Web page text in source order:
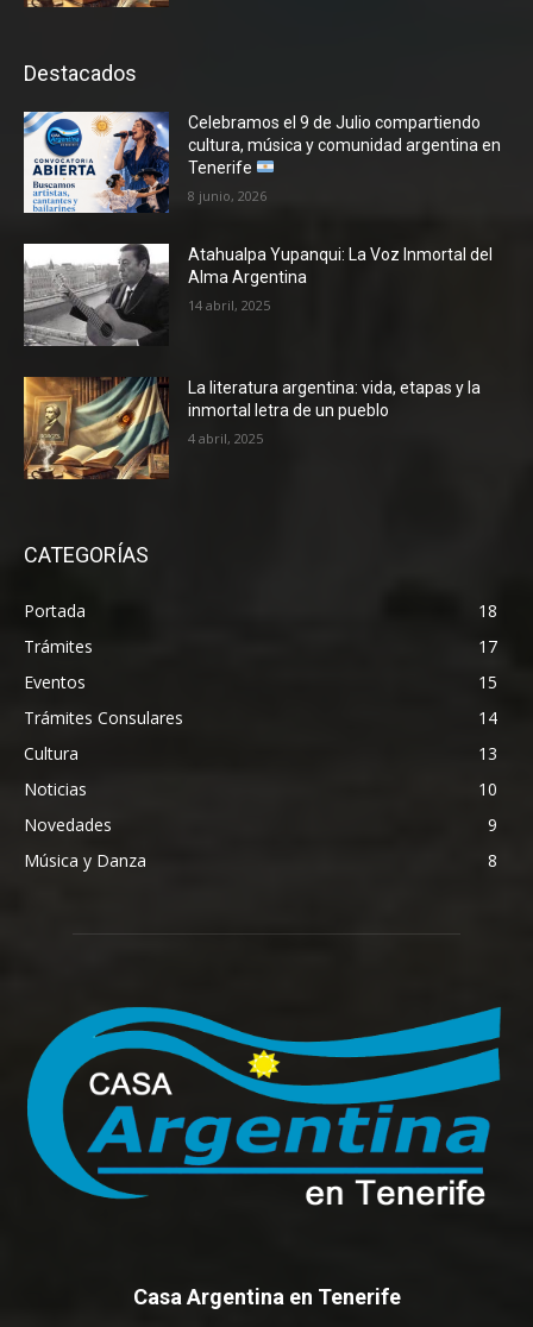
Destacados
Celebramos el 9 de Julio compartiendo
cultura, música y comunidad argentina en
Tenerife
8 junio, 2026
Atahualpa Yupanqui: La Voz Inmortal del
Alma Argentina
14 abril, 2025
La literatura argentina: vida, etapas y la
inmortal letra de un pueblo
4 abril, 2025
CATEGORÍAS
Portada
18
Trámites
17
Eventos
15
Trámites Consulares
14
Cultura
13
Noticias
10
Novedades
9
Música y Danza
8
Casa Argentina en Tenerife